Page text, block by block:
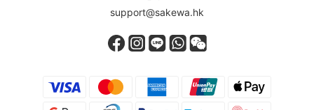
support@sakewa.hk